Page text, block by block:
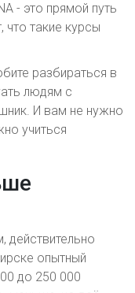
- это прямой путь
такие курсы
разбираться в
людям с
И вам не нужно
учиться
опытный
до 250 000